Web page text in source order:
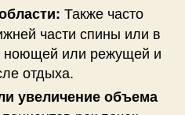
Также часто
части спины или в
ноющей или режущей и
отдыха.
увеличение объема